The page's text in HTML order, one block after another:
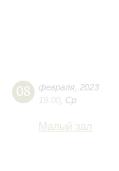
08 февраля 2023
19:00 Ср
Малый зал